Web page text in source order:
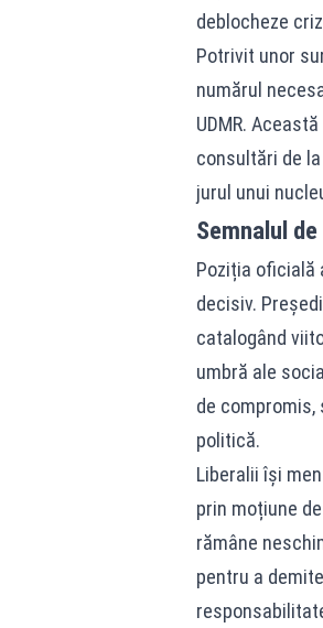
deblocheze
Potrivit unor
numărul
UDMR.
consultări de
jurul unui
Semnalul
Poziția oficială
decisiv.
catalogând
umbră ale
de
politică.
Liberalii își
prin moțiune
rămâne
pentru a